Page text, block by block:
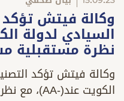
وكالة فيتش تؤكد
نظرة مستقبلية
وكالة فيتش تؤكد
الكويت عند(-AA)، مع نظرة مستقبلية مستقرة